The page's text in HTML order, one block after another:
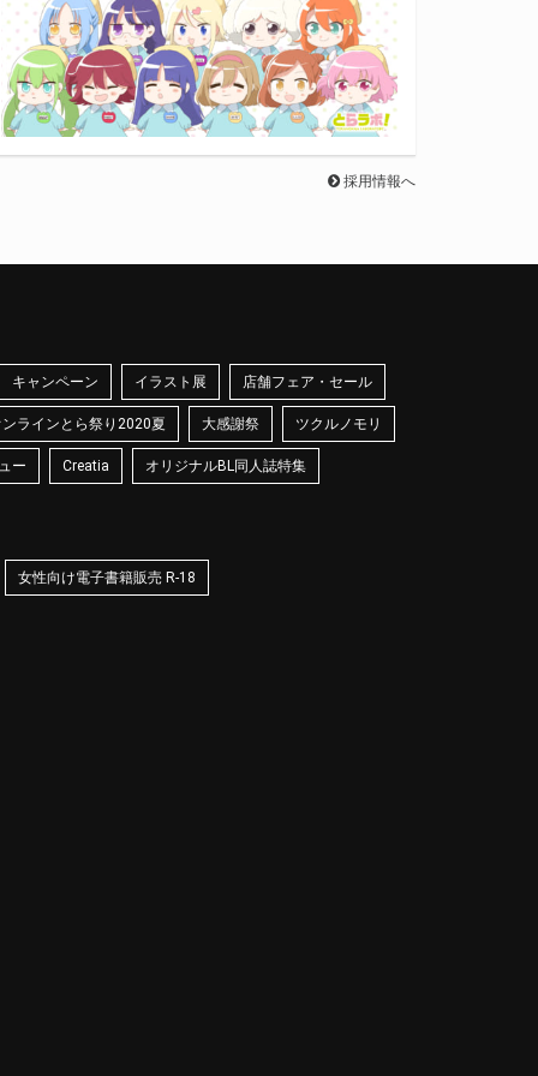
採用情報へ
キャンペーン イラスト展 店舗フェア・セール
ラインとら祭り2020夏 大感謝祭 ツクルノモリ
ー Creatia オリジナルBL同人誌特集
女性向け電子書籍販売 R-18